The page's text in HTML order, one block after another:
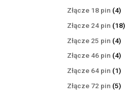
Złącze 18 pin 44
Złącze 24 pin 1818
Złącze 25 pin 44
Złącze 46 pin 44
Złącze 64 pin 11
Złącze 72 pin 55